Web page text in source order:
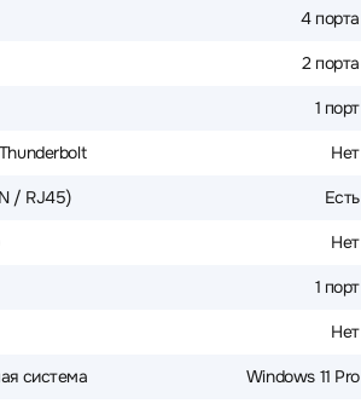
4 порта
2 порта
1 порт
Нет
/ RJ45) Есть
Нет
1 порт
Нет
система Windows 11 Pro